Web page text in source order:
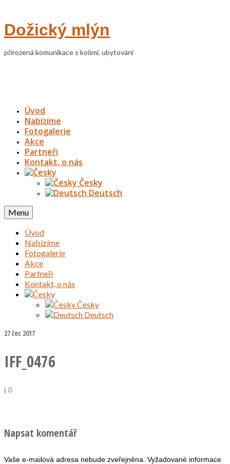
Dožický mlýn
přirozená komunikace s koňmi, ubytování
Úvod
Nabízíme
Fotogalerie
Akce
Partneři
Kontakt, o nás
Česky
Deutsch
Menu
Úvod
Nabízíme
Fotogalerie
Akce
Partneři
Kontakt, o nás
Česky
Deutsch
27čec 2017
IFF_0476
| 0
Napsat komentář
Vaše e-mailová adresa nebude zveřejněna. Vyžadované informace